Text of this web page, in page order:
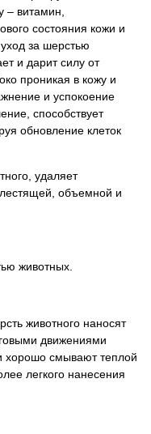
– витамин,
состояния кожи и
за шерстью
и дарит силу от
проникая в кожу и
и успокоение
способствует
обновление клеток
удаляет
объемной и
животных.
животного наносят
движениями
хорошо смывают теплой
легкого нанесения